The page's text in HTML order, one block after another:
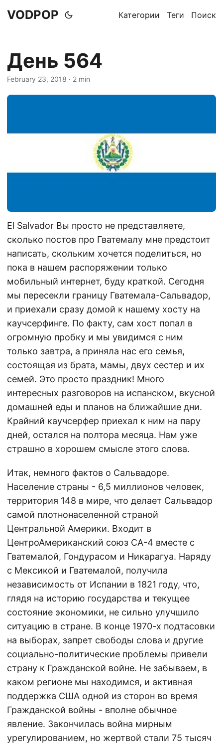
VODPOP Категории Теги Поиск
День 564
February 23, 2018 · 2 min
El Salvador Вы просто не представляете,
сколько постов про Гватемалу мне предстоит
написать, скольким хочется поделиться, но
пока в нашем распоряжении только
мобильный интернет, буду краткой. Сегодня
мы пересекли границу Гватемала-Сальвадор,
и приехали сразу домой к нашему хосту на
каучсерфинге. По факту, сам хост попал в
огромную пробку и мы увидимся с ним
только завтра, а приняла нас его семья,
состоящая из брата, мамы, двух сестер и их
семей. Это просто праздник! Много
интересных разговоров на испанском, вкусной
домашней еды и планов на ближайшие дни.
Крайний каучсерфер приехал к ним на пару
дней, остался на полтора месяца. Нам уже
страшно в хорошем смысле этого слова.
Итак, немного фактов о Сальвадоре.
Население страны - 6,5 миллионов человек,
территория 148 в мире, что делает Сальвадор
самой плотнонаселенной страной
Центральной Америки. Входит в
ЦентроАмериканский союз СА-4 вместе с
Гватемалой, Гондурасом и Никарагуа. Наряду
с Мексикой и Гватемалой, получила
независимость от Испании в 1821 году, что,
глядя на историю государства и текущее
состояние экономики, не сильно улучшило
ситуацию в стране. В конце 1970-х подтасовки
на выборах, запрет свободы слова и другие
социально-политические проблемы привели
страну к Гражданской войне. Не забываем, в
каком регионе мы находимся, и активная
поддержка США одной из сторон во время
Гражданской войны - вполне обычное
явление. Закончилась война мирным
урегулированием, но жертвой стали 75 тысяч